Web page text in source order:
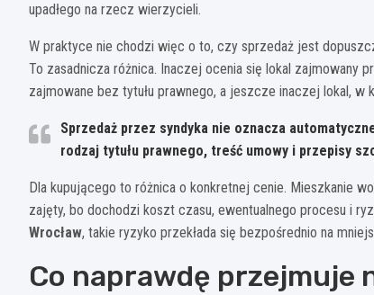
upadłego na rzecz wierzycieli.
W praktyce nie chodzi więc o to, czy sprzedaż jest
To zasadnicza różnica. Inaczej ocenia się lokal zajmowany
zajmowane bez tytułu prawnego, a jeszcze inaczej lokal, w
Sprzedaż przez syndyka nie oznacza
rodzaj tytułu prawnego, treść umowy i przepisy
Dla kupującego to różnica o konkretnej cenie. Mieszkanie
zajęty, bo dochodzi koszt czasu, ewentualnego procesu i
Wrocław, takie ryzyko przekłada się bezpośrednio na
Co naprawdę przejmuje